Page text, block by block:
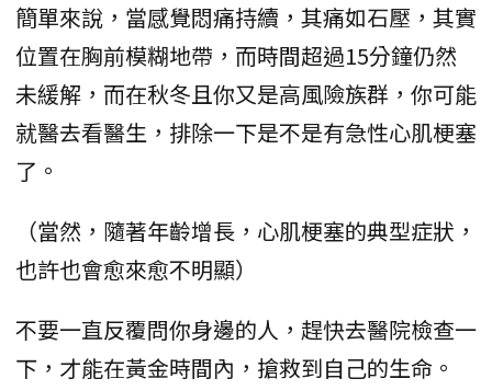
簡單來說，當感覺悶痛持續，其痛如石壓，其實
位置在胸前模糊地帶，而時間超過15分鐘仍然
未緩解，而在秋冬且你又是高風險族群，你可能
就醫去看醫生，排除一下是不是有急性心肌梗塞
了。
（當然，隨著年齡增長，心肌梗塞的典型症狀，
也許也會愈來愈不明顯）
不要一直反覆問你身邊的人，趕快去醫院檢查一
下，才能在黃金時間內，搶救到自己的生命。